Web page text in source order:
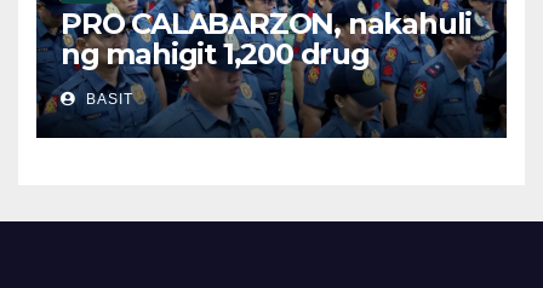
PRO CALABARZON, nakahuli
ng mahigit 1,200 drug
suspects at tinatayang nasa
Php29.6M halaga ng ilegal na
droga nasamsam noong
BASIT